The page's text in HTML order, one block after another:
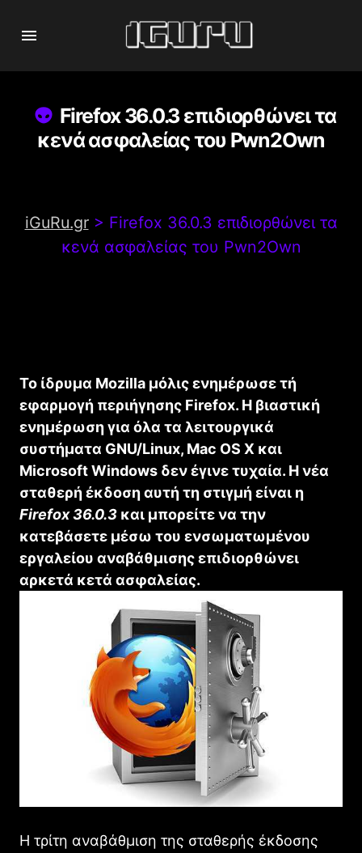
Firefox 36.0.3 επιδιορθώνει τα
κενά ασφαλείας του Pwn2Own
iGuRu.gr> Firefox 36.0.3 επιδιορθώνει τα
κενά ασφαλείας του Pwn2Own
Το ίδρυμα Mozilla μόλις ενημέρωσε τή
εφαρμογή περιήγησης Firefox. Η βιαστική
ενημέρωση για όλα τα λειτουργικά
συστήματα GNU/Linux, Mac OS X και
Microsoft Windows δεν έγινε τυχαία. Η νέα
σταθερή έκδοση αυτή τη στιγμή είναι η
Firefox 36.0.3 και μπορείτε να την
κατεβάσετε μέσω του ενσωματωμένου
εργαλείου αναβάθμισης επιδιορθώνει
αρκετά κετά ασφαλείας.
Η τρίτη αναβάθμιση της σταθερής έκδοσης